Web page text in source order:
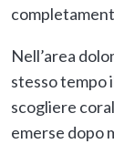
Nell’area
stesso tempo
scogliere
emerse dopo